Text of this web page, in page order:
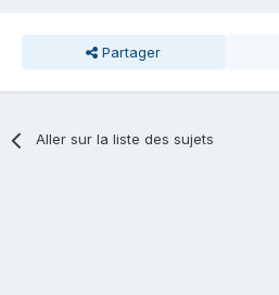
Partager
Aller sur la liste des sujets